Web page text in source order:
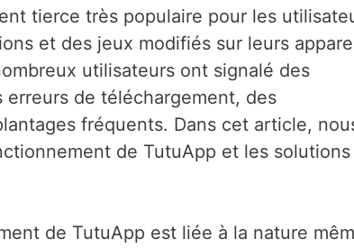
tierce très populaire pour les
et des jeux modifiés sur leurs
utilisateurs ont signalé des
erreurs de téléchargement, des
fréquents. Dans cet article,
de TutuApp et les solutions
de TutuApp est liée à la nature